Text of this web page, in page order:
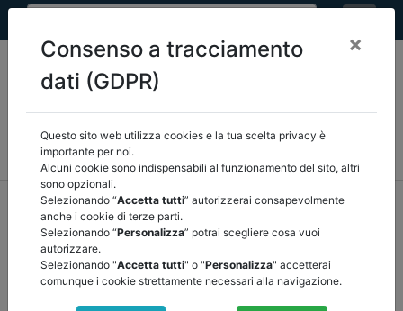
MEF FINANZA LOCALE/OSSERVATORIO
NORMATIVA
CORTE DEI CONTI E GIURISPRUDENZA
home documenti pubblici
finanza locale/osservatorio
/torna indietro
DOCUMENTI PUBBLICI
Consenso a tracciamento
dati (GDPR)
×
Questo sito web utilizza cookies e la tua scelta privacy è
importante per noi.
Alcuni cookie sono indispensabili al funzionamento del sito, altri
sono opzionali.
Selezionando “Accetta tutti” autorizzerai consapevolmente
anche i cookie di terze parti.
Selezionando “Personalizza” potrai scegliere cosa vuoi
autorizzare.
Selezionando "Accetta tutti" o "Personalizza" accetterai
comunque i cookie strettamente necessari alla navigazione.